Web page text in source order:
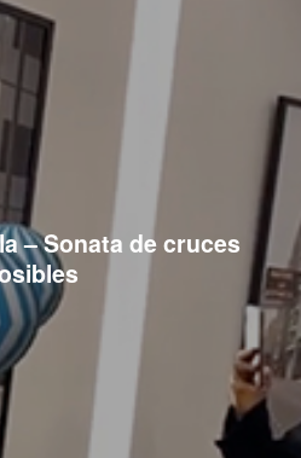
– Sonata de cruces